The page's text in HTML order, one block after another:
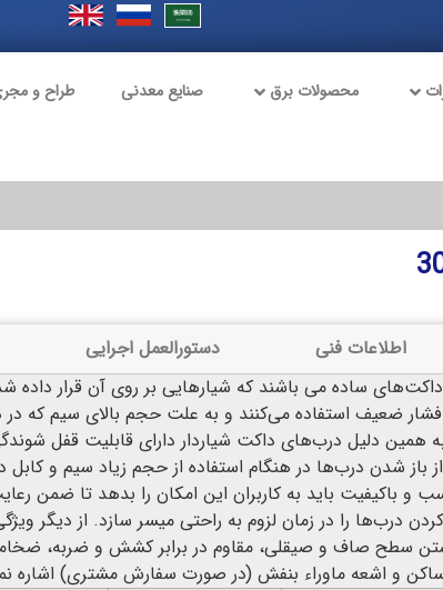
محصولات برق صنایع معدنی طراح و
اطلاعات فنی دستورالعمل اجرایی
ساده می باشند که شیارهایی بر روی آن قرار
ضعیف استفاده می‌کنند و به علت حجم بالای سیم که در
همین دلیل درب‌های داکت شیاردار دارای قابلیت قفل
باز شدن درب‌ها در هنگام استفاده از حجم زیاد سیم و کابل
باکیفیت باید به کاربران این امکان را بدهد تا ضمن
درب‌ها را در زمان لزوم به راحتی میسر سازد. از دیگر
داشتن سطح صاف و صیقلی، مقاوم در برابر کشش و ضربه،
ساکن و اشعه ماوراء بنفش (در صورت سفارش مشتری) اشاره